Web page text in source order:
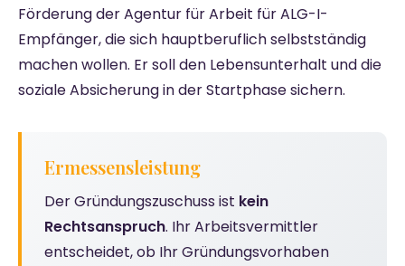
Förderung der Agentur für Arbeit für ALG-I-
Empfänger, die sich hauptberuflich selbstständig
machen wollen. Er soll den Lebensunterhalt und die
soziale Absicherung in der Startphase sichern.
Ermessensleistung
Der Gründungszuschuss ist kein
Rechtsanspruch. Ihr Arbeitsvermittler
entscheidet, ob Ihr Gründungsvorhaben